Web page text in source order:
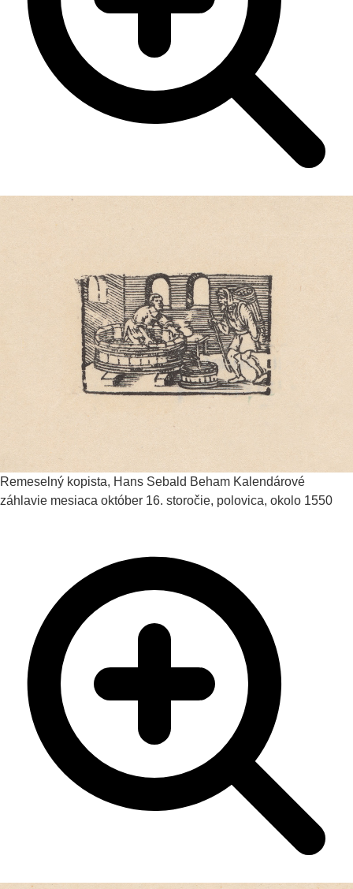
Remeselný kopista, Hans Sebald Beham Kalendárové
záhlavie mesiaca október 16. storočie, polovica, okolo 1550